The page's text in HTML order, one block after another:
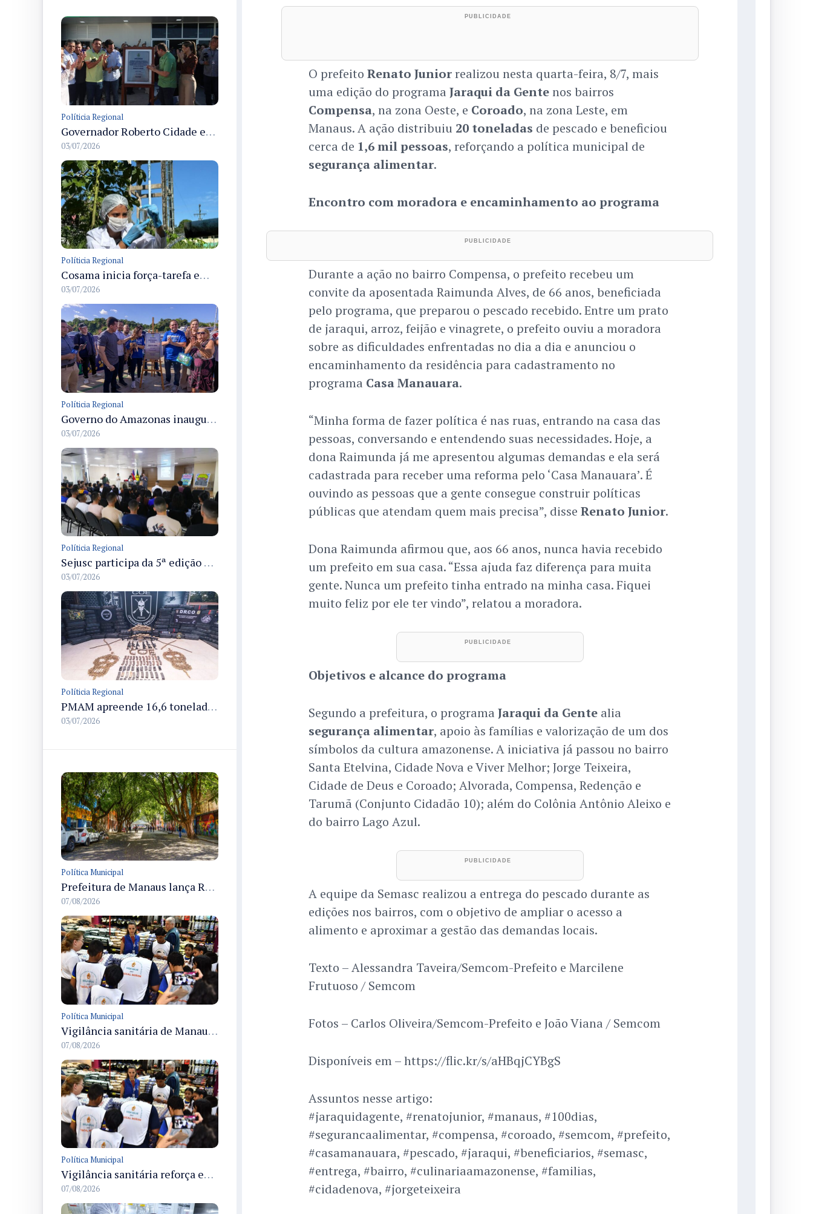
Políticia Regional
Governador Roberto Cidade entrega readequação do ambulatório da FCecon e amplia capacidade de atendimento oncológico em Manaus
03/07/2026
Políticia Regional
Cosama inicia força-tarefa em Anamã para fortalecer abastecimento de água e segurança hídrica da população
03/07/2026
Políticia Regional
Governo do Amazonas inaugura primeiro Castramóvel Fluvial para atendimento veterinário às comunidades ribeirinhas e castração gratuita
03/07/2026
Políticia Regional
Sejusc participa da 5ª edição do Caminhos Literários com foco na cultura hip-hop nas unidades socioeducativas
03/07/2026
Políticia Regional
PMAM apreende 16,6 toneladas de entorpecentes e registra aumento nas prisões em flagrante e nas capturas de foragidos no primeiro semestre de 2026
03/07/2026
Política Municipal
Prefeitura de Manaus lança Rua Gastronômica preservando as 17 árvores da Ferreira Pena no Centro
07/08/2026
Política Municipal
Vigilância sanitária de Manaus encerra Semana da Vigilância com painel para médicos recém-formados e projeto Fiscal Mirim
07/08/2026
Política Municipal
Vigilância sanitária reforça educação e formação de médicos em Manaus na Semana da Vigilância 2026
07/08/2026
O prefeito Renato Juniorrealizou nesta quarta-feira, 8/7, mais
uma edição do programa Jaraqui da Gentenos bairros
Compensa, na zona Oeste, e Coroado, na zona Leste, em
Manaus. A ação distribuiu 20 toneladas de pescado e beneficiou
cerca de 1,6 mil pessoas, reforçando a política municipal de
segurança alimentar.
Encontro com moradora e encaminhamento ao programa
Durante a ação no bairro Compensa, o prefeito recebeu um
convite da aposentada Raimunda Alves, de 66 anos, beneficiada
pelo programa, que preparou o pescado recebido. Entre um prato
de jaraqui, arroz, feijão e vinagrete, o prefeito ouviu a moradora
sobre as dificuldades enfrentadas no dia a dia e anunciou o
encaminhamento da residência para cadastramento no
programa Casa Manauara.
“Minha forma de fazer política é nas ruas, entrando na casa das
pessoas, conversando e entendendo suas necessidades. Hoje, a
dona Raimunda já me apresentou algumas demandas e ela será
cadastrada para receber uma reforma pelo ‘Casa Manauara’. É
ouvindo as pessoas que a gente consegue construir políticas
públicas que atendam quem mais precisa”, disse Renato Junior.
Dona Raimunda afirmou que, aos 66 anos, nunca havia recebido
um prefeito em sua casa. “Essa ajuda faz diferença para muita
gente. Nunca um prefeito tinha entrado na minha casa. Fiquei
muito feliz por ele ter vindo”, relatou a moradora.
Objetivos e alcance do programa
Segundo a prefeitura, o programa Jaraqui da Gentealia
segurança alimentar, apoio às famílias e valorização de um dos
símbolos da cultura amazonense. A iniciativa já passou no bairro
Santa Etelvina, Cidade Nova e Viver Melhor; Jorge Teixeira,
Cidade de Deus e Coroado; Alvorada, Compensa, Redenção e
Tarumã (Conjunto Cidadão 10); além do Colônia Antônio Aleixo e
do bairro Lago Azul.
A equipe da Semasc realizou a entrega do pescado durante as
edições nos bairros, com o objetivo de ampliar o acesso a
alimento e aproximar a gestão das demandas locais.
Texto – Alessandra Taveira/Semcom-Prefeito e Marcilene
Frutuoso / Semcom
Fotos – Carlos Oliveira/Semcom-Prefeito e João Viana / Semcom
Disponíveis em – https://flic.kr/s/aHBqjCYBgS
Assuntos nesse artigo:
#jaraquidagente, #renatojunior, #manaus, #100dias,
#segurancaalimentar, #compensa, #coroado, #semcom, #prefeito,
#casamanauara, #pescado, #jaraqui, #beneficiarios, #semasc,
#entrega, #bairro, #culinariaamazonense, #familias,
#cidadenova, #jorgeteixeira